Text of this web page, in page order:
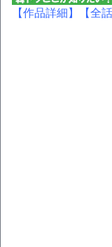
【作品詳細】 【全